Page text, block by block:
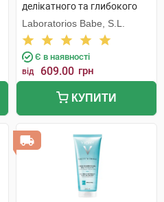
делікатного та глибокого
очищення 240 мл 1 флакон
Laboratorios Babe, S.L.
Є в наявності
від 609.00 грн
КУПИТИ